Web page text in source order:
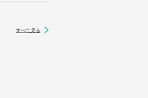
すべて見る